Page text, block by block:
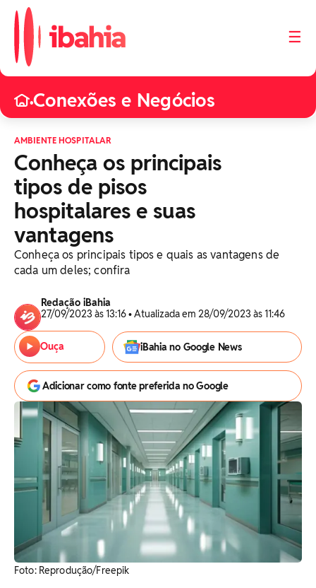
☰
•Conexões e Negócios
AMBIENTE HOSPITALAR
Conheça os principais
tipos de pisos
hospitalares e suas
vantagens
Conheça os principais tipos e quais as vantagens de
cada um deles; confira
Redação iBahia
27/09/2023 às 13:16 • Atualizada em 28/09/2023 às 11:46
Ouça iBahia no Google News
Adicionar como fonte preferida no Google
Foto: Reprodução/Freepik